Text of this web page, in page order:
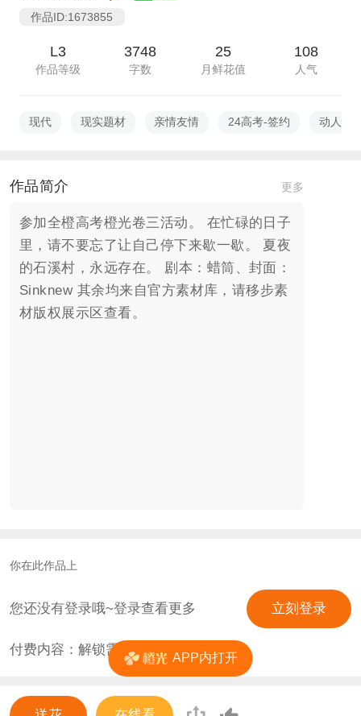
作品ID:1673855
L3
作品等级
3748
字数
25
月鲜花值
108
人气
现代 现实题材 亲情友情 24高考-签约 动人情
作品简介 更多
参加全橙高考橙光卷三活动。 在忙碌的日子
里，请不要忘了让自己停下来歇一歇。 夏夜
的石溪村，永远存在。 剧本：蜡筒、封面：
Sinknew 其余均来自官方素材库，请移步素
材版权展示区查看。
你在此作品上
您还没有登录哦~登录查看更多 立刻登录
付费内容：解锁需 0花
APP内打开